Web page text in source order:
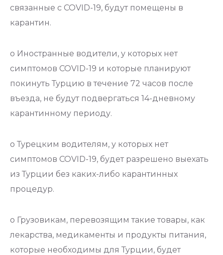
связанные с COVID-19, будут помещены в
карантин.
o Иностранные водители, у которых нет
симптомов COVID-19 и которые планируют
покинуть Турцию в течение 72 часов после
въезда, не будут подвергаться 14-дневному
карантинному периоду.
o Турецким водителям, у которых нет
симптомов COVID-19, будет разрешено выехать
из Турции без каких-либо карантинных
процедур.
o Грузовикам, перевозящим такие товары, как
лекарства, медикаменты и продукты питания,
которые необходимы для Турции, будет